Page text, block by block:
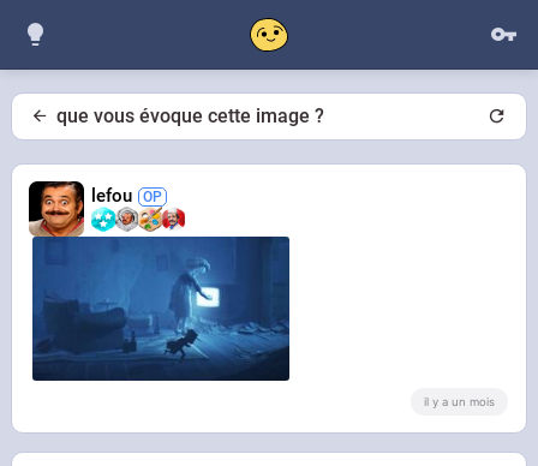
que vous évoque cette image ?
lefou
il y a un mois